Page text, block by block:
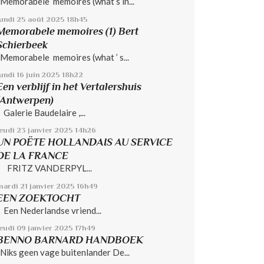
25 août 2025 18h45
memoires (1) Bert
memoires (what ’ s...
16 juin 2025 18h22
verblijf in het Vertalershuis
Baudelaire ,...
23 janvier 2025 14h26
POËTE HOLLANDAIS AU SERVICE
LA FRANCE
VANDERPYL...
21 janvier 2025 16h49
ZOEKTOCHT
Nederlandse vriend...
09 janvier 2025 17h49
BARNARD HANDBOEK
geen vage buitenlander De...